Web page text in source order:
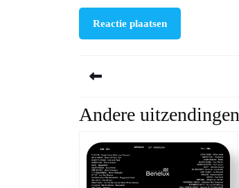
Previous
Andere uitzendingen